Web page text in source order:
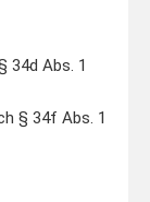
34d Abs. 1
§ 34f Abs. 1